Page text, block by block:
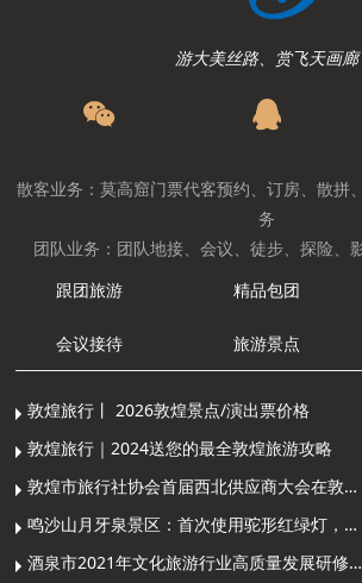
游大美丝路、赏飞天画廊
散客业务：莫高窟门票代客预约、订房、散拼
务
团队业务：团队地接、会议、徒步、探险、
跟团旅游
精品包团
会议接待 旅游景点
敦煌旅行丨 2026敦煌景点/演出票价格
敦煌旅行｜2024送您的最全敦煌旅游攻略
敦煌市旅行社协会首届西北供应商大会在敦煌召开
鸣沙山月牙泉景区：首次使用驼形红绿灯，骆驼“看驼灯绿了”走起来
酒泉市2021年文化旅游行业高质量发展研修提升培训班敦煌分训点开班